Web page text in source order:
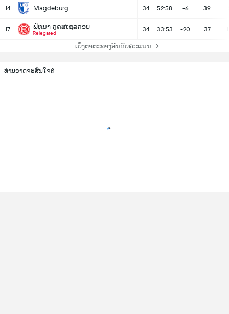
14 Magdeburg 34 52:58 -6 39
17 ຟໍທູນາ ດຸດສເຊລດອບ
Relegated
34 33:53 -20 37
ເບິ່ງຕາຕະລາງອັນດັບຄະແນນ
ທ່ານອາດຈະສົນໃຈຕໍ່